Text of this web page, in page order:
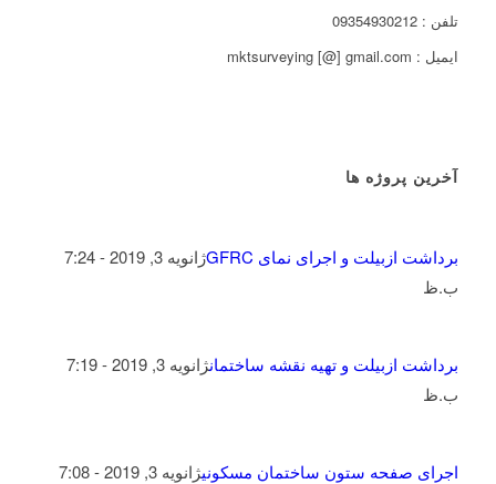
تلفن : 09354930212
ایمیل : mktsurveying [@] gmail.com
آخرین پروژه ها
برداشت ازبیلت و اجرای نمای GFRC
ژانویه 3, 2019 - 7:24
ب.ظ
برداشت ازبیلت و تهیه نقشه ساختمان
ژانویه 3, 2019 - 7:19
ب.ظ
اجرای صفحه ستون ساختمان مسکونی
ژانویه 3, 2019 - 7:08